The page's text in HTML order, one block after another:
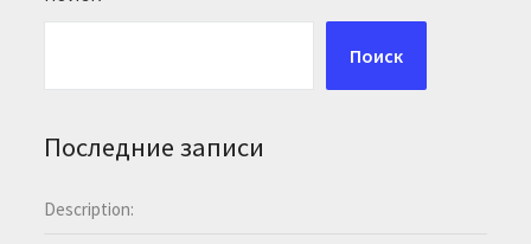
Поиск
Последние записи
Description: